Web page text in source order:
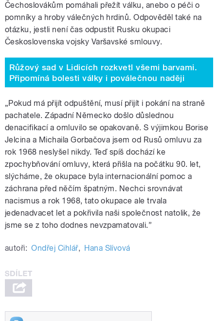
Čechoslovákům pomáhali přežít válku, anebo o péči o
pomníky a hroby válečných hrdinů. Odpověděl také na
otázku, jestli není čas odpustit Rusku okupaci
Československa vojsky Varšavské smlouvy.
Růžový sad v Lidicích rozkvetl všemi barvami.
Připomíná bolesti války i poválečnou naději
„Pokud má přijít odpuštění, musí přijít i pokání na straně
pachatele. Západní Německo došlo důslednou
denacifikací a omluvilo se opakovaně. S výjimkou Borise
Jelcina a Michaila Gorbačova jsem od Rusů omluvu za
rok 1968 neslyšel nikdy. Teď spíš dochází ke
zpochybňování omluvy, která přišla na počátku 90. let,
slýcháme, že okupace byla internacionální pomoc a
záchrana před něčím špatným. Nechci srovnávat
nacismus a rok 1968, tato okupace ale trvala
jedenadvacet let a pokřivila naši společnost natolik, že
jsme se z toho dodnes nevzpamatovali.”
autoři: Ondřej Cihlář, Hana Slívová